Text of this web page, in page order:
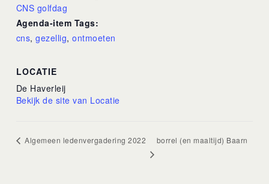
CNS golfdag
Agenda-item Tags:
cns,gezellig,ontmoeten
LOCATIE
De Haverleij
Bekijk de site van Locatie
Algemeen ledenvergadering 2022 borrel (en maaltijd) Baarn